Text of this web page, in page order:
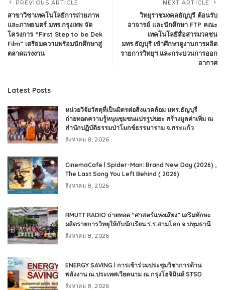
PREVIOUS ARTICLE
สาขาวิชาเทคโนโลยีการถ่ายภาพ
และภาพยนตร์ มทร.กรุงเทพ จัด
โครงการ “First Step to be Dek
Film” เตรียมความพร้อมนักศึกษาสู่
ตลาดแรงงาน
NEXT ARTICLE
วิทยุราชมงคลธัญบุรี ต้อนรับ
อาจารย์ และนักศึกษา FTP คณะ
เทคโนโลยีสื่อสารมวลชน
มทร.ธัญบุรี เข้าศึกษาดูงานการผลิต
รายการวิทยุฯ และกระบวนการออก
อากาศ
Latest Posts
หน่วยวิจัยวัสดุที่เป็นมิตรต่อสิ่งแวดล้อม มทร.ธัญบุรี
ถ่ายทอดความรู้หนุนชุมชนแปรรูปขยะ สร้างมูลค่าเพิ่ม ณ
สำนักปฏิบัติธรรมป่าโมกข์ธรรมาราม จ.สระแก้ว
สิงหาคม 8, 2026
CinemaCafe l Spider-Man: Brand New Day (2026) ,
The Last Song You Left Behind ( 2026)
สิงหาคม 8, 2026
RMUTT RADIO ถ่ายทอด “ศาสตร์แห่งเสียง” เสริมทักษะ
ผลิตรายการวิทยุให้กับนักเรียน ร.ร.สามโคก จ.ปทุมธานี
สิงหาคม 8, 2026
ENERGY SAVING l การเข้าร่วมประชุมวิชาการด้าน
พลังงาน ณ.ประเทศเวียดนาม ณ.กรุงโฮจิมินห์ STSD
สิงหาคม 8, 2026